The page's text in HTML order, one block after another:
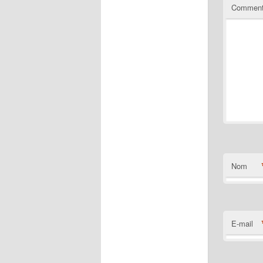
Nom
E-mail